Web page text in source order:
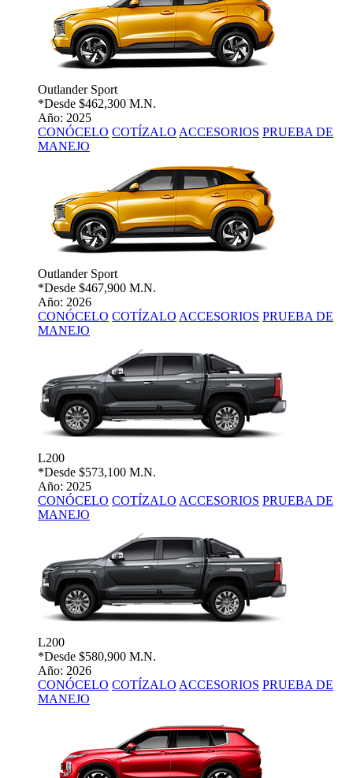
Outlander Sport
*Desde $462,300 M.N.
Año: 2025
CONÓCELO COTÍZALO ACCESORIOS PRUEBA DE
MANEJO
Outlander Sport
*Desde $467,900 M.N.
Año: 2026
CONÓCELO COTÍZALO ACCESORIOS PRUEBA DE
MANEJO
L200
*Desde $573,100 M.N.
Año: 2025
CONÓCELO COTÍZALO ACCESORIOS PRUEBA DE
MANEJO
L200
*Desde $580,900 M.N.
Año: 2026
CONÓCELO COTÍZALO ACCESORIOS PRUEBA DE
MANEJO